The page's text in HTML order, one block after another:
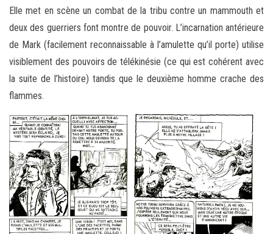
Elle met en scène un combat de la tribu contre un mammouth et
deux des guerriers font montre de pouvoir. L’incarnation antérieure
de Mark (facilement reconnaissable à l’amulette qu’il porte) utilise
visiblement des pouvoirs de télékinésie (ce qui est cohérent avec
la suite de l’histoire) tandis que le deuxième homme crache des
flammes.